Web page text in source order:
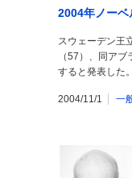
2004年ノーベ
スウェーデン王
（57）、同ア
すると発表した
2004/11/1 一